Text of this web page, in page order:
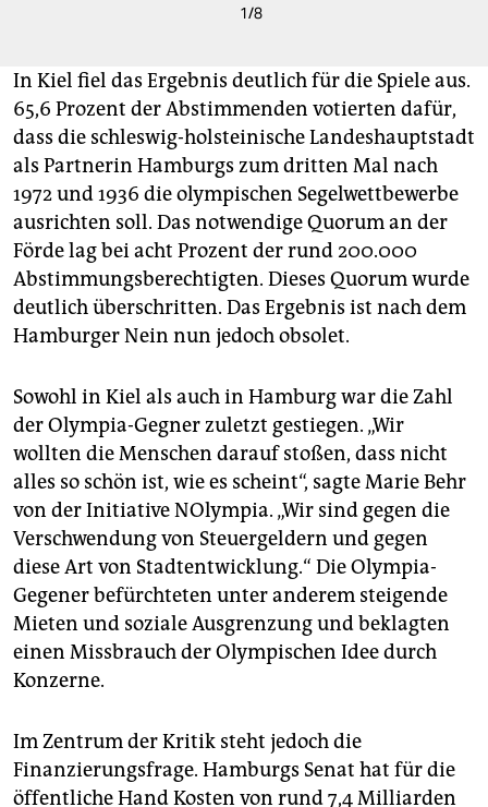
1/8
In Kiel fiel das Ergebnis deutlich für die Spiele aus.
65,6 Prozent der Abstimmenden votierten dafür,
dass die schleswig-holsteinische Landeshauptstadt
als Partnerin Hamburgs zum dritten Mal nach
1972 und 1936 die olympischen Segelwettbewerbe
ausrichten soll. Das notwendige Quorum an der
Förde lag bei acht Prozent der rund 200.000
Abstimmungsberechtigten. Dieses Quorum wurde
deutlich überschritten. Das Ergebnis ist nach dem
Hamburger Nein nun jedoch obsolet.
Sowohl in Kiel als auch in Hamburg war die Zahl
der Olympia-Gegner zuletzt gestiegen. „Wir
wollten die Menschen darauf stoßen, dass nicht
alles so schön ist, wie es scheint“, sagte Marie Behr
von der Initiative NOlympia. „Wir sind gegen die
Verschwendung von Steuergeldern und gegen
diese Art von Stadtentwicklung.“ Die Olympia-
Gegener befürchteten unter anderem steigende
Mieten und soziale Ausgrenzung und beklagten
einen Missbrauch der Olympischen Idee durch
Konzerne.
Im Zentrum der Kritik steht jedoch die
Finanzierungsfrage. Hamburgs Senat hat für die
öffentliche Hand Kosten von rund 7,4 Milliarden